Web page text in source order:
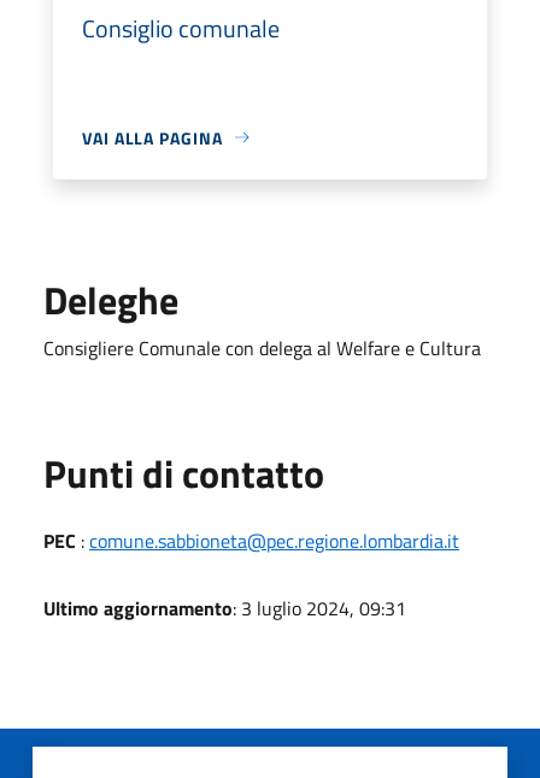
Consiglio comunale
VAI ALLA PAGINA
Deleghe
Consigliere Comunale con delega al Welfare e Cultura
Punti di contatto
PEC :comune.sabbioneta@pec.regione.lombardia.it
Ultimo aggiornamento: 3 luglio 2024, 09:31